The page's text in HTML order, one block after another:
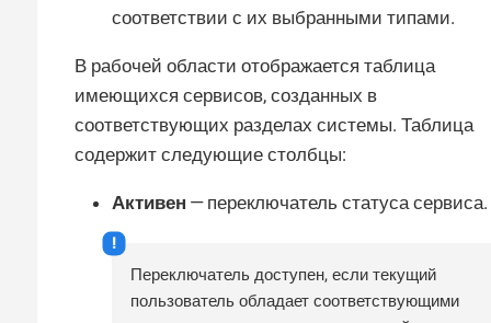
соответствии с их выбранными типами.
В рабочей области отображается таблица
имеющихся сервисов, созданных в
соответствующих разделах системы. Таблица
содержит следующие столбцы:
Активен — переключатель статуса сервиса.
Переключатель доступен, если текущий
пользователь обладает соответствующими